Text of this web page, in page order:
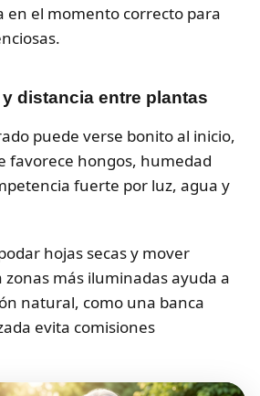
en el momento correcto para
distancia entre plantas
puede verse bonito al inicio,
favorece hongos, humedad
fuerte por luz, agua y
hojas secas y mover
zonas más iluminadas ayuda a
natural, como una banca
evita comisiones